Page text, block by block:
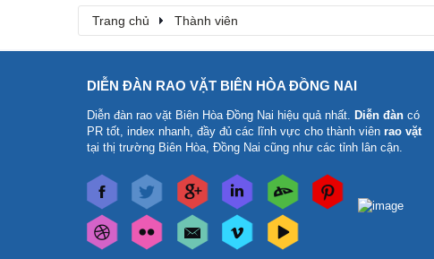
Trang chủ Thành viên
DIỄN ĐÀN RAO VẶT BIÊN HÒA ĐỒNG NAI
Diễn đàn rao vặt Biên Hòa Đồng Nai hiệu quả nhất. Diễn đàn có
PR tốt, index nhanh, đầy đủ các lĩnh vực cho thành viên rao vặt
tại thị trường Biên Hòa, Đồng Nai cũng như các tỉnh lân cận.